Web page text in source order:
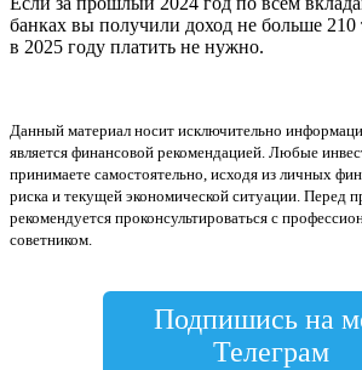
банках вы получили доход не больше 210
в 2025 году платить не нужно.
Данный материал носит исключительно
является финансовой рекомендацией. Любые
принимаете самостоятельно, исходя из личных
риска и текущей экономической ситуации. Перед
рекомендуется проконсультироваться с
советником.
Подпишись на
Телеграм